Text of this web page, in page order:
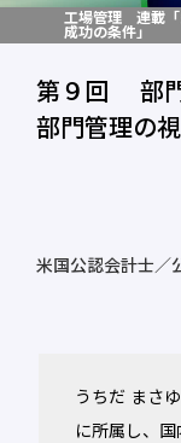
工場管理 連載「
成功の条件」
第９回 部
部門管理の
米国公認会計士
うちだ まさ
に所属し、